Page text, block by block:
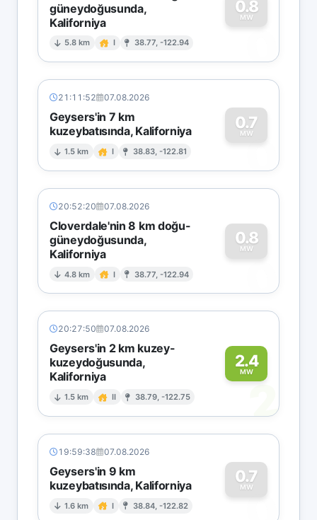
güneydoğusunda,
Kaliforniya
5.8 km I 38.77, -122.94
0.8
MW
0
21:11:52 07.08.2026
Geysers'in 7 km
kuzeybatısında, Kaliforniya
1.5 km I 38.83, -122.81
0.7
MW
0
20:52:20 07.08.2026
Cloverdale'nin 8 km doğu-
güneydoğusunda,
Kaliforniya
4.8 km I 38.77, -122.94
0.8
MW
0
20:27:50 07.08.2026
Geysers'in 2 km kuzey-
kuzeydoğusunda,
Kaliforniya
1.5 km II 38.79, -122.75
2.4
MW
2
19:59:38 07.08.2026
Geysers'in 9 km
kuzeybatısında, Kaliforniya
1.6 km I 38.84, -122.82
0.7
MW